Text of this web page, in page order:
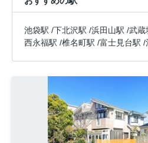
タカマツハウス分譲物件の
は、タカマツハウス不動産
対応いたします。
池袋駅 /下北沢駅 /浜田山駅 /武蔵
西永福駅 /椎名町駅 /富士見台駅 /